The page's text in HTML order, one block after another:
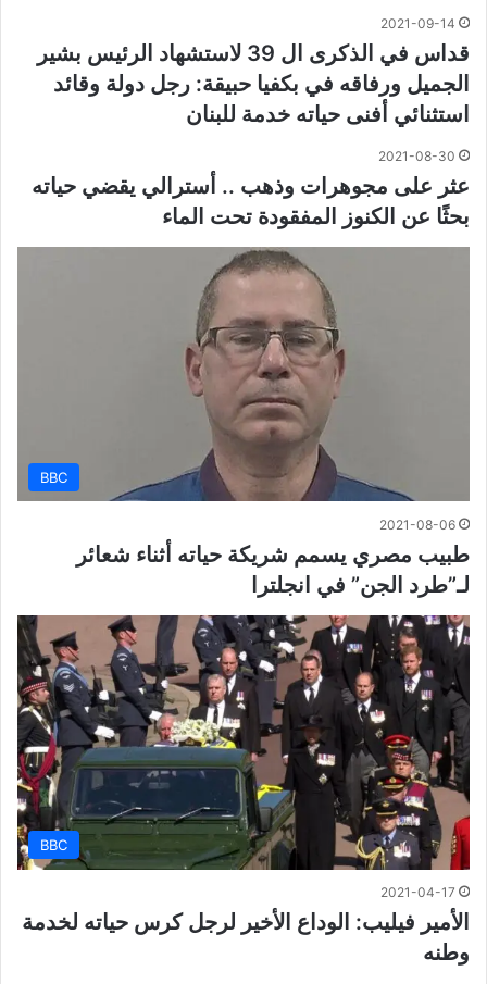
2021-09-14
قداس في الذكرى ال 39 لاستشهاد الرئيس بشير
الجميل ورفاقه في بكفيا حبيقة: رجل دولة وقائد
استثنائي أفنى حياته خدمة للبنان
2021-08-30
عثر على مجوهرات وذهب .. أسترالي يقضي حياته
بحثًا عن الكنوز المفقودة تحت الماء
BBC
2021-08-06
طبيب مصري يسمم شريكة حياته أثناء شعائر
لـ”طرد الجن” في انجلترا
BBC
2021-04-17
الأمير فيليب: الوداع الأخير لرجل كرس حياته لخدمة
وطنه